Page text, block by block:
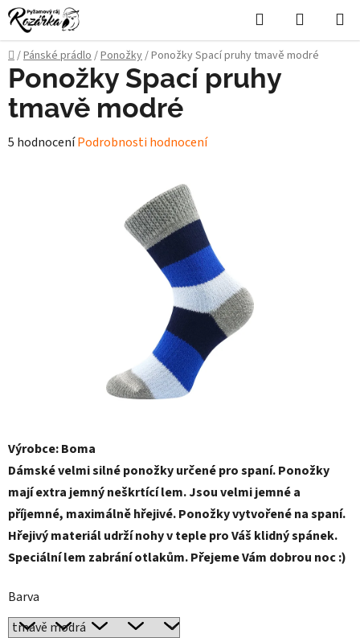
Přejít
na
obsah
Hledat
KOŠÍK
Domů
/Pánské prádlo/Ponožky/Ponožky Spací pruhy tmavě modré
Výrobce: Boma
Dámské velmi silné ponožky určené pro spaní. Ponožky
mají extra jemný neškrtící lem. Jsou velmi jemné a
příjemné, maximálně hřejivé. Ponožky vytvořené na spaní.
Hřejivý materiál udrží nohy v teple pro Váš klidný spánek.
Speciální lem zabrání otlakům. Přejeme Vám dobrou noc :)
Barva
Ponožky Spací pruhy
tmavě modré
Průměrné
5 hodnoceníPodrobnosti hodnocení